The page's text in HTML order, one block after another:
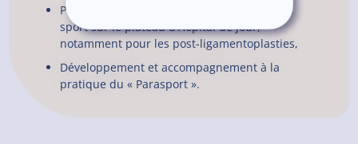
Programmes de préparation à la reprise du
sport sur le plateau d’Hôpital de jour,
notamment pour les post-ligamentoplasties,
Développement et accompagnement à la
pratique du « Parasport ».